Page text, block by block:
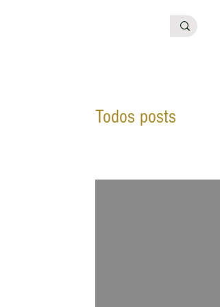
Todos posts